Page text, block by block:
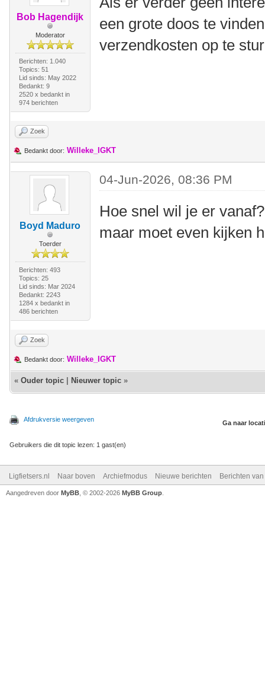
Bob Hagendijk
Moderator
Berichten: 1.040
Topics: 51
Lid sinds: May 2022
Bedankt: 9
2520 x bedankt in
974 berichten
een grote doos te
verzendkosten op te
Zoek
Bedankt door: Willeke_IGKT
Boyd Maduro
Toerder
Berichten: 493
Topics: 25
Lid sinds: Mar 2024
Bedankt: 2243
1284 x bedankt in
486 berichten
04-Jun-2026, 08:36 PM
Hoe snel wil je er
maar moet even kijken
Zoek
Bedankt door: Willeke_IGKT
« Ouder topic Nieuwer topic »
Afdrukversie weergeven Ga naar
Gebruikers die dit topic lezen: 1 gast(en)
Ligfietsers.nl Naar boven Archiefmodus Nieuwe berichten Berichten
Aangedreven door MyBB , © 2002-2026 MyBB Group